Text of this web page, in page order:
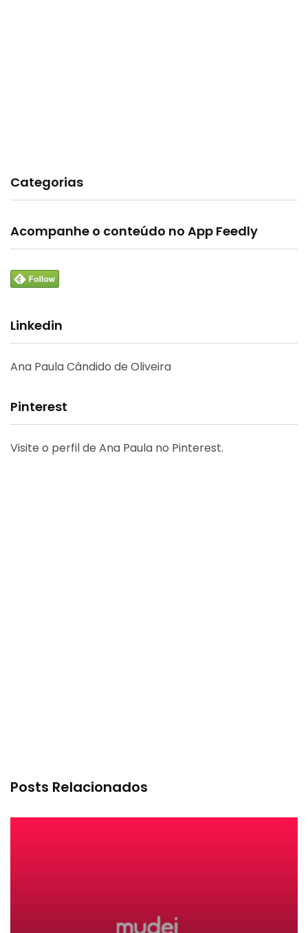
Categorias
Acompanhe o conteúdo no App Feedly
Linkedin
Ana Paula Cândido de Oliveira
Pinterest
Visite o perfil de Ana Paula no Pinterest.
Posts Relacionados